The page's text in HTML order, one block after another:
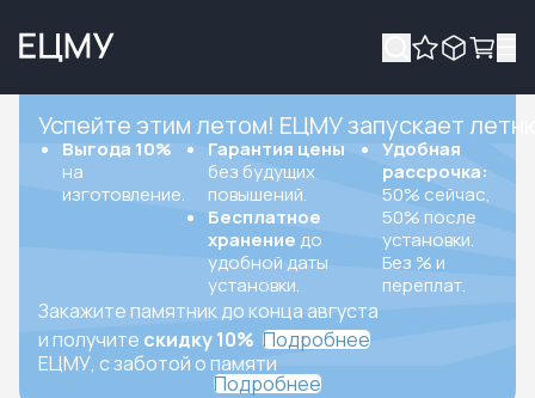
Успейте этим летом! ЕЦМУ запускает
Выгода 10%
на
изготовление.
Гарантия цены
без будущих
повышений.
Бесплатное
хранение до
удобной даты
установки.
Удобная
рассрочка:
50% сейчас,
50% после
установки.
Без % и
переплат.
Закажите памятник до конца августа
и получите скидку 10% Подробнее
ЕЦМУ, с заботой о памяти
Подробнее